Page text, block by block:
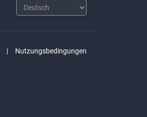
Nutzungsbedingungen